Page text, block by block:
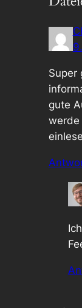
Super
gute
werde